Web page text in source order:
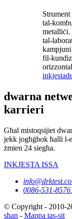
tal-
metalliċi.
tal-
fil-
inkjesta
dwarna
karrieri
Għal mistoqsijiet
jekk jogħġbok ħalli l-
żmien 24 siegħa.
INKJESTA ISSA
0086-531-
© Copyright - 2010-
sħan - Mappa tas-sit